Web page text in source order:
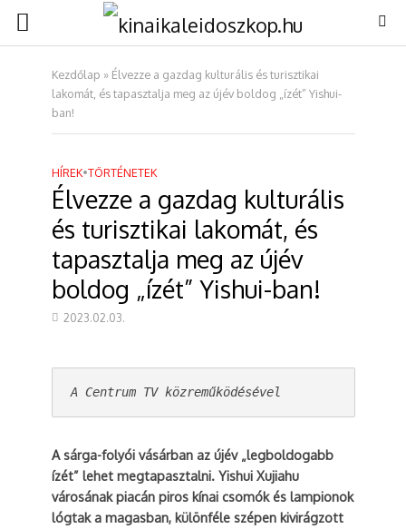
Kezdőlap » Élvezze a gazdag kulturális és turisztikai
lakomát, és tapasztalja meg az újév boldog „ízét” Yishui-
ban!
HÍREK•TÖRTÉNETEK
Élvezze a gazdag kulturális
és turisztikai lakomát, és
tapasztalja meg az újév
boldog „ízét” Yishui-ban!
2023.02.03.
A Centrum TV közreműködésével
A sárga-folyói vásárban az újév „legboldogabb
ízét” lehet megtapasztalni. Yishui Xujiahu
városának piacán piros kínai csomók és lampionok
lógtak a magasban, különféle szépen kivirágzott